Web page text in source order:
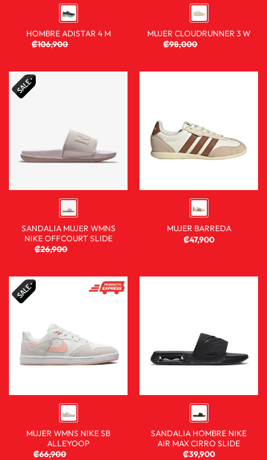
HOMBRE ADISTAR 4 M
₡106,900
MUJER CLOUDRUNNER 3 W
₡98,000
SANDALIA MUJER WMNS
NIKE OFFCOURT SLIDE
₡26,900
MUJER BARREDA
₡47,900
MUJER WMNS NIKE SB
ALLEYOOP
₡66,900
SANDALIA HOMBRE NIKE
AIR MAX CIRRO SLIDE
₡39,900